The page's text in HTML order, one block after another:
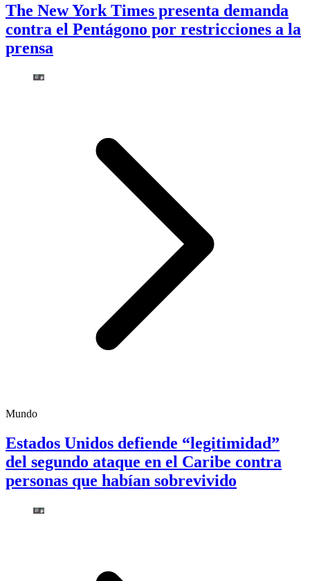
The New York Times presenta demanda
contra el Pentágono por restricciones a la
prensa
Mundo
Estados Unidos defiende “legitimidad”
del segundo ataque en el Caribe contra
personas que habían sobrevivido